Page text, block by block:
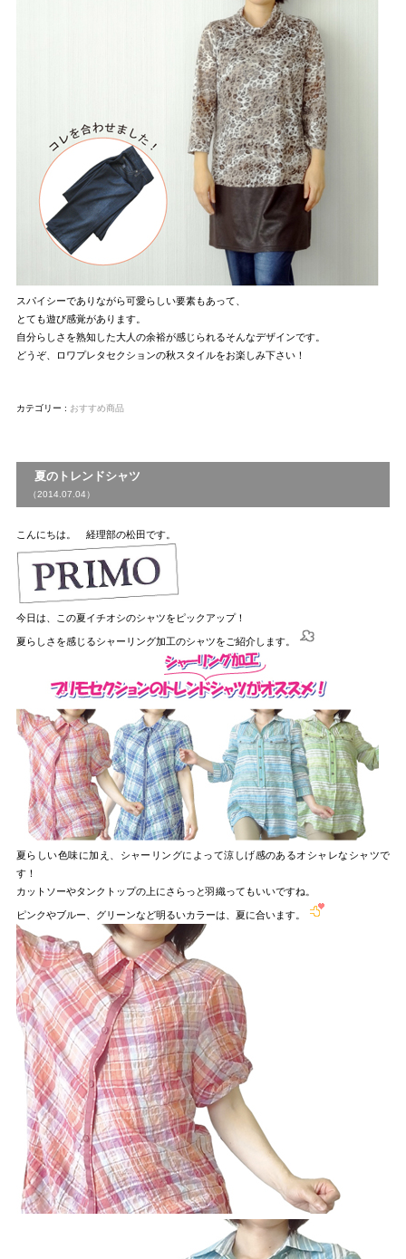
スパイシーでありながら可愛らしい要素もあって、
とても遊び感覚があります。
自分らしさを熟知した大人の余裕が感じられるそんなデザインです。
どうぞ、ロワプレタセクションの秋スタイルをお楽しみ下さい！
カテゴリー : おすすめ商品
夏のトレンドシャツ
（2014.07.04）
こんにちは。 経理部の松田です。
今日は、この夏イチオシのシャツをピックアップ！
夏らしさを感じるシャーリング加工のシャツをご紹介します。
夏らしい色味に加え、シャーリングによって涼しげ感のあるオシャレなシャツで
す！
カットソーやタンクトップの上にさらっと羽織ってもいいですね。
ピンクやブルー、グリーンなど明るいカラーは、夏に合います。